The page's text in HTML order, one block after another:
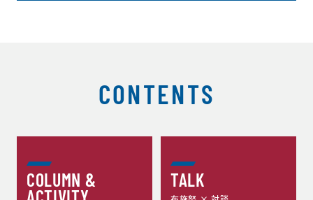
CONTENTS
COLUMN &
TALK